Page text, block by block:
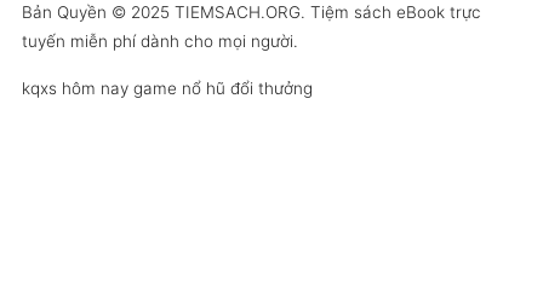
Bản Quyền © 2025 TIEMSACH.ORG. Tiệm sách eBook trực
tuyến miễn phí dành cho mọi người.
kqxs hôm nay game nổ hũ đổi thưởng